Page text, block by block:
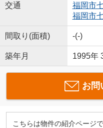
交通
福岡市
福岡市
間取り(面積) -(-)
築年月 1995年
お問
こちらは物件の紹介ページ